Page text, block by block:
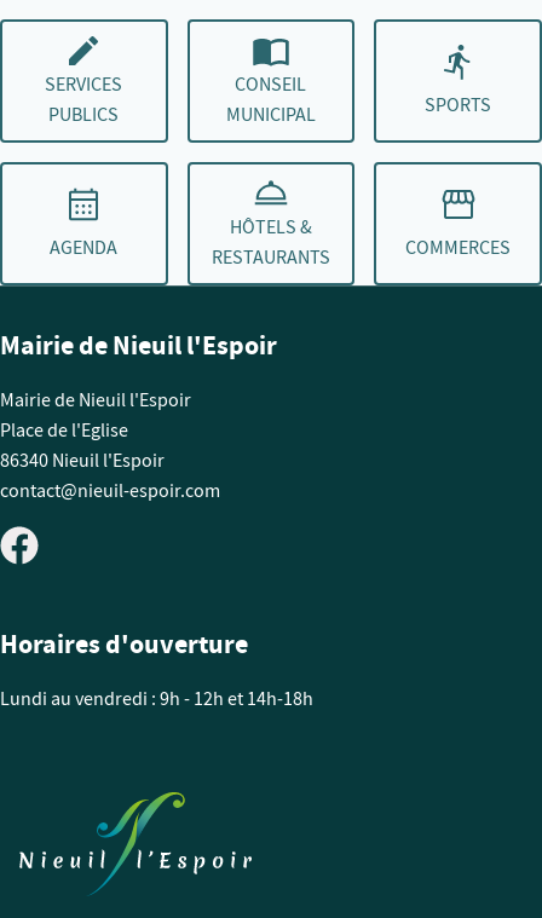
SERVICES
PUBLICS
CONSEIL
MUNICIPAL
SPORTS
AGENDA
HÔTELS &
RESTAURANTS
COMMERCES
Mairie de Nieuil l'Espoir
Mairie de Nieuil l'Espoir
Place de l'Eglise
86340 Nieuil l'Espoir
contact@nieuil-espoir.com
Horaires d'ouverture
Lundi au vendredi : 9h - 12h et 14h-18h